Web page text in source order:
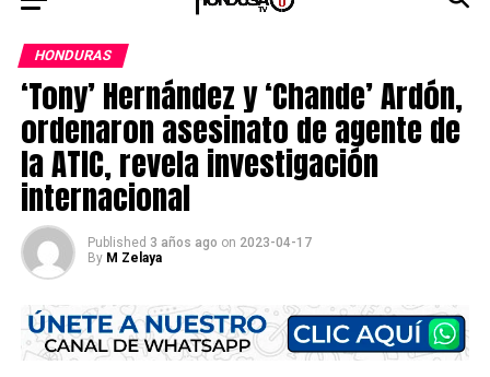
HONDURAS
‘Tony’ Hernández y ‘Chande’ Ardón,
ordenaron asesinato de agente de
la ATIC, revela investigación
internacional
Published 3 años ago on 2023-04-17
By M Zelaya